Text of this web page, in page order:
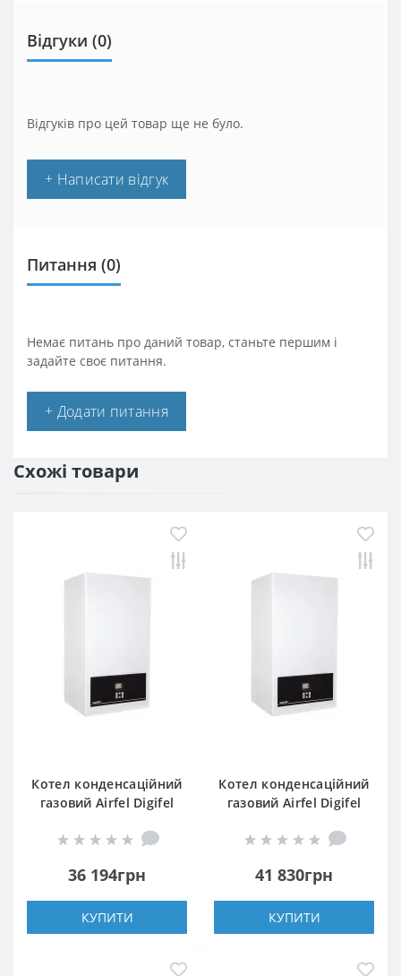
Відгуки (0)
Відгуків про цей товар ще не було.
+ Написати відгук
Питання (0)
Немає питань про даний товар, станьте першим і
задайте своє питання.
+ Додати питання
Схожі товари
Котел конденсаційний
газовий Airfel Digifel
36 194грн
КУПИТИ
Котел конденсаційний
газовий Airfel Digifel
41 830грн
КУПИТИ